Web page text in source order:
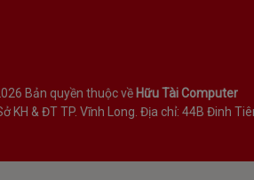
Bản quyền thuộc về Hữu Tài Computer
& ĐT TP. Vĩnh Long. Địa chỉ: 44B Đinh